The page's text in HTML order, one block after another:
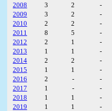
2008
3 2 -
2009
3 2 -
2010
2 2 -
2011
8 5 -
2012
2 1 -
2013
1 1 -
2014
2 2 -
2015
1 1 -
2016
2 - -
2017
1 - -
2018
1 1 -
2019
1 1 -